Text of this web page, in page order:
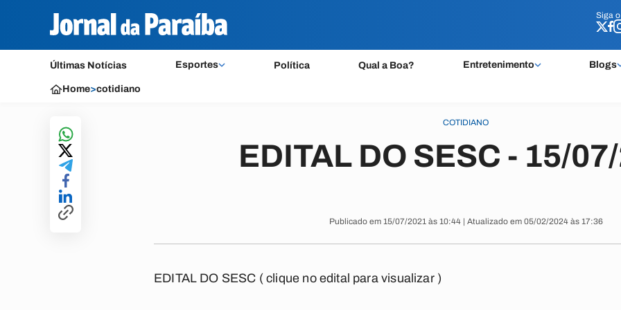
Siga o
Últimas Notícias Esportes Política Qual a Boa? Entretenimento Blogs
Siga o
Home>cotidiano
COTIDIANO
EDITAL DO SESC - 15/
Publicado em 15/07/2021 às 10:44 | Atualizado em 05/02/2024 às 17:36
EDITAL DO SESC ( clique no edital para visualizar )